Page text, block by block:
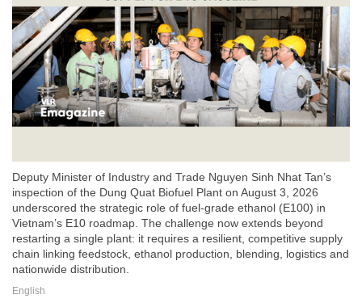
Deputy Minister of Industry and Trade Nguyen Sinh Nhat Tan’s
inspection of the Dung Quat Biofuel Plant on August 3, 2026
underscored the strategic role of fuel-grade ethanol (E100) in
Vietnam’s E10 roadmap. The challenge now extends beyond
restarting a single plant: it requires a resilient, competitive supply
chain linking feedstock, ethanol production, blending, logistics and
nationwide distribution.
English